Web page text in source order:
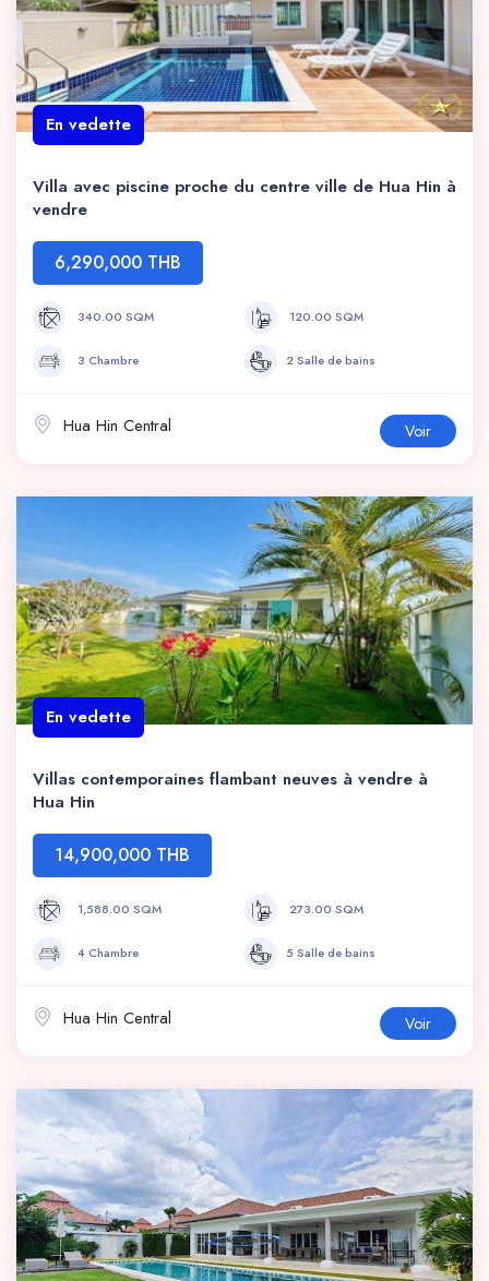
En vedette
Villa avec piscine proche du centre ville de Hua Hin à
vendre
6,290,000 THB
340.00 SQM 120.00 SQM
3 Chambre 2 Salle de bains
Hua Hin Central Voir
En vedette
Villas contemporaines flambant neuves à vendre à
Hua Hin
14,900,000 THB
1,588.00 SQM 273.00 SQM
4 Chambre 5 Salle de bains
Hua Hin Central Voir